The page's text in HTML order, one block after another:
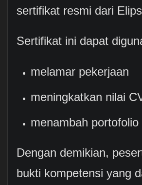
sertifikat resmi dari
Sertifikat ini dapat
melamar pekerjaan
meningkatkan nilai
menambah
Dengan demikian,
bukti kompetensi yang